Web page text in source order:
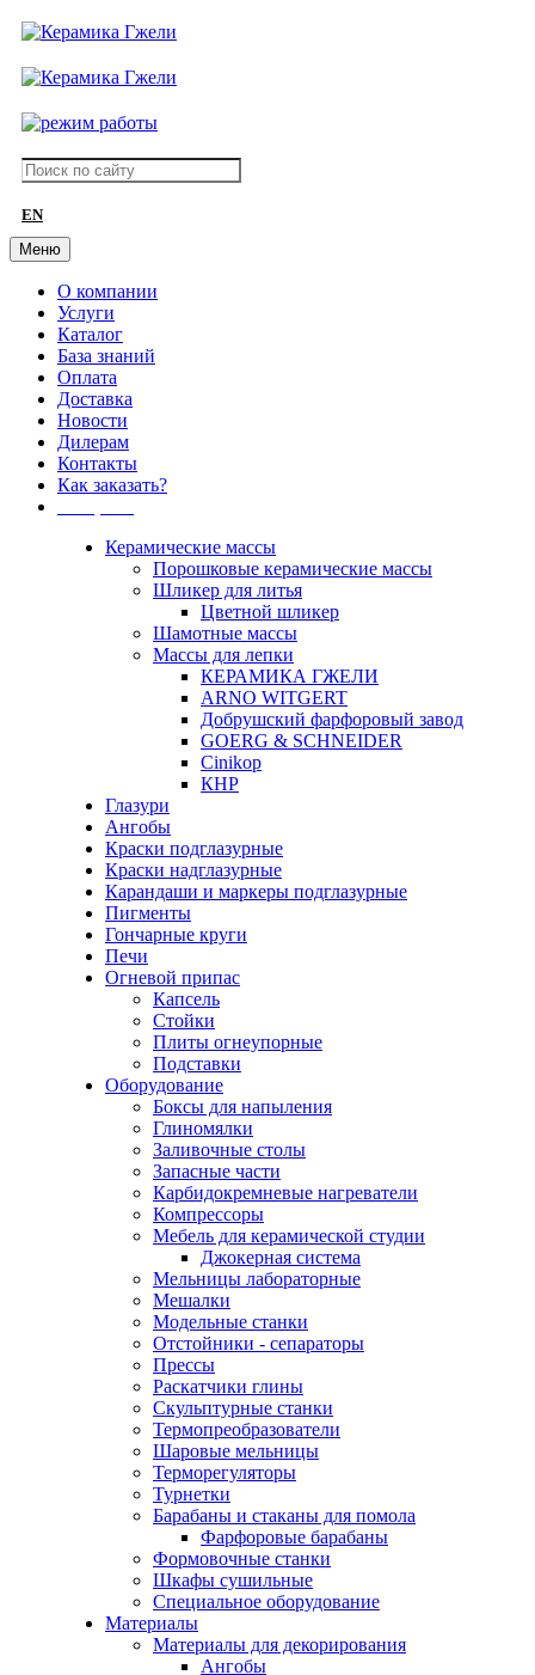
EN
Меню
О компании
Услуги
Каталог
База знаний
Оплата
Доставка
Новости
Дилерам
Контакты
Как заказать?
Керамические массы
Порошковые керамические массы
Шликер для литья
Цветной шликер
Шамотные массы
Массы для лепки
КЕРАМИКА ГЖЕЛИ
ARNO WITGERT
Добрушский фарфоровый завод
GOERG & SCHNEIDER
Cinikop
КНР
Глазури
Ангобы
Краски подглазурные
Краски надглазурные
Карандаши и маркеры подглазурные
Пигменты
Гончарные круги
Печи
Огневой припас
Капсель
Стойки
Плиты огнеупорные
Подставки
Оборудование
Боксы для напыления
Глиномялки
Заливочные столы
Запасные части
Карбидокремневые нагреватели
Компрессоры
Мебель для керамической студии
Джокерная система
Мельницы лабораторные
Мешалки
Модельные станки
Отстойники - сепараторы
Прессы
Раскатчики глины
Скульптурные станки
Термопреобразователи
Шаровые мельницы
Терморегуляторы
Турнетки
Барабаны и стаканы для помола
Фарфоровые барабаны
Формовочные станки
Шкафы сушильные
Специальное оборудование
Материалы
Материалы для декорирования
Ангобы